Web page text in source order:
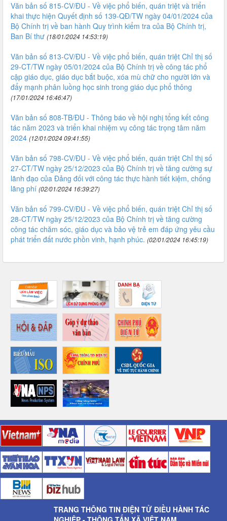
Văn bản số 815-CV/ĐU - Về việc phổ biến, quán triệt và triển
khai thực hiện Quyết định số 139-QĐ/TW ngày 04/01/2024 của
Bộ Chính trị về ban hành Quy trình kiểm tra của Bộ Chính trị,
Ban Bí thư (18/01/2024 14:53:19)
Văn bản số 813-CV/ĐU - Về việc phổ biến, quán triệt Chỉ thị số
29-CT/TW ngày 05/01/2024 của Bộ Chính trị về công tác phổ
cập giáo dục, giáo dục bắt buộc, xóa mù chữ cho người lớn và
đẩy mạnh phân luồng học sinh trong giáo dục phổ thông
(17/01/2024 16:46:47)
Văn bản số 808-TB/ĐU - Thông báo về hội nghị tổng kết công
tác năm 2023 và triển khai nhiệm vụ công tác trọng tâm năm
2024 (12/01/2024 09:41:55)
Văn bản số 798-CV/ĐU - Về việc phổ biến, quán triệt Chỉ thị số
27-CT/TW ngày 25/12/2023 của Bộ Chính trị về tăng cường sự
lãnh đạo của Đảng đối với công tác thực hành tiết kiệm, chống
lãng phí (02/01/2024 16:39:27)
Văn bản số 799-CV/ĐU - Về việc phổ biến, quán triệt Chỉ thị số
28-CT/TW ngày 25/12/2023 của Bộ Chính trị về tăng cường
công tác chăm sóc, giáo dục và bảo vệ trẻ em đáp ứng yêu cầu
phát triển đất nước phồn vinh, hạnh phúc. (02/01/2024 16:45:19)
TRANG THÔNG TIN ĐIỆN TỬ ĐIỀU HÀNH TÁC